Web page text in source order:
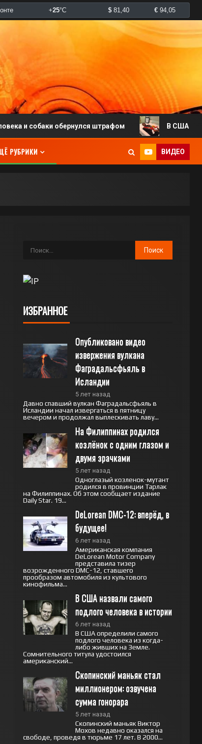
обернулся штрафом В США
РУБРИКИ ВИДЕО
ИЗБРАННОЕ
Опубликовано видео
извержения вулкана
Фаградальсфьяль в
Исландии
5 лет назад
Давно спавший вулкан Фаградальсфьяль в
Исландии начал извергаться в пятницу
вечером и продолжал выплескивать лаву...
На Филиппинах родился
козлёнок с одним глазом и
двумя зрачками
5 лет назад
Одноглазый козленок-мутант
родился в провинции Тарлак
на Филиппинах. Об этом сообщает издание
Daily Star. 19...
DeLorean DMC-12: вперёд, в
будущее!
6 лет назад
Американская компания
DeLorean Motor Company
представила тизер
возрожденного DMC-12, ставшего
прообразом автомобиля из культового
кинофильма...
В США назвали самого
подлого человека в истории
6 лет назад
В США определили самого
подлого человека из когда-
либо живших на Земле.
Сомнительного титула удостоился
американский...
Скопинский маньяк стал
миллионером: озвучена
сумма гонорара
5 лет назад
Скопинский маньяк Виктор
Мохов недавно оказался на
свободе, проведя в тюрьме 17 лет. В 2000...